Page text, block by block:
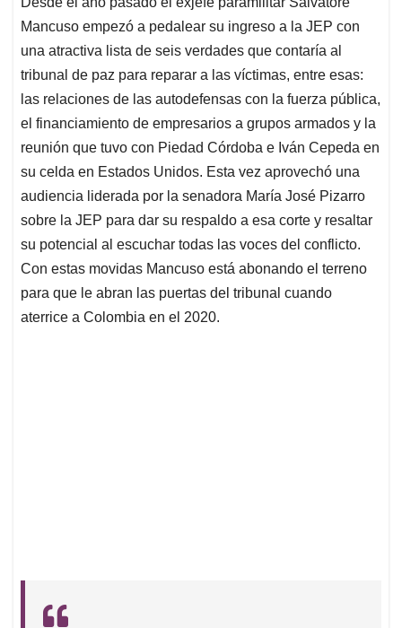
s
A
p
p
b
o
o
k
e
d
I
n
l
a
d
s
Mancuso empezó a pedalear su ingreso a la JEP con
una atractiva lista de seis verdades que contaría al
tribunal de paz para reparar a las víctimas, entre esas:
las relaciones de las autodefensas con la fuerza pública,
el financiamiento de empresarios a grupos armados y la
reunión que tuvo con Piedad Córdoba e Iván Cepeda en
su celda en Estados Unidos. Esta vez aprovechó una
audiencia liderada por la senadora María José Pizarro
sobre la JEP para dar su respaldo a esa corte y resaltar
su potencial al escuchar todas las voces del conflicto.
Con estas movidas Mancuso está abonando el terreno
para que le abran las puertas del tribunal cuando
aterrice a Colombia en el 2020.